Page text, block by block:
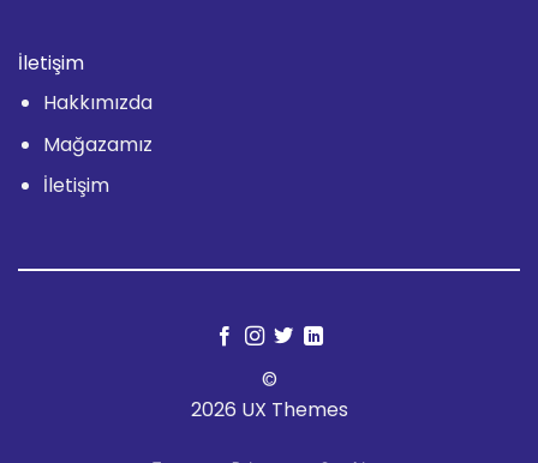
İletişim
Hakkımızda
Mağazamız
İletişim
©
2026 UX Themes